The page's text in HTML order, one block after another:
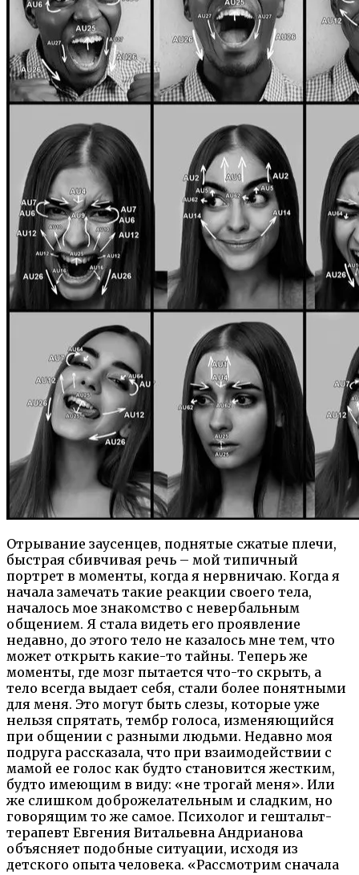
Отрывание заусенцев, поднятые сжатые плечи,
быстрая сбивчивая речь – мой типичный
портрет в моменты, когда я нервничаю. Когда я
начала замечать такие реакции своего тела,
началось мое знакомство с невербальным
общением. Я стала видеть его проявление
недавно, до этого тело не казалось мне тем, что
может открыть какие-то тайны. Теперь же
моменты, где мозг пытается что-то скрыть, а
тело всегда выдает себя, стали более понятными
для меня. Это могут быть слезы, которые уже
нельзя спрятать, тембр голоса, изменяющийся
при общении с разными людьми. Недавно моя
подруга рассказала, что при взаимодействии с
мамой ее голос как будто становится жестким,
будто имеющим в виду: «не трогай меня». Или
же слишком доброжелательным и сладким, но
говорящим то же самое. Психолог и гештальт-
терапевт Евгения Витальевна Андрианова
объясняет подобные ситуации, исходя из
детского опыта человека. «Рассмотрим сначала